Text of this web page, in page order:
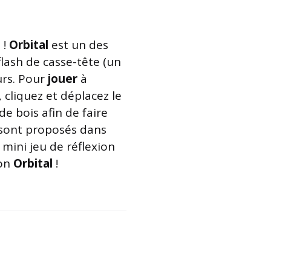
! Orbital est un des
de casse-tête (un
Pour jouer à
, cliquez et déplacez le
bois afin de faire
proposés dans
jeu de réflexion
Orbital !